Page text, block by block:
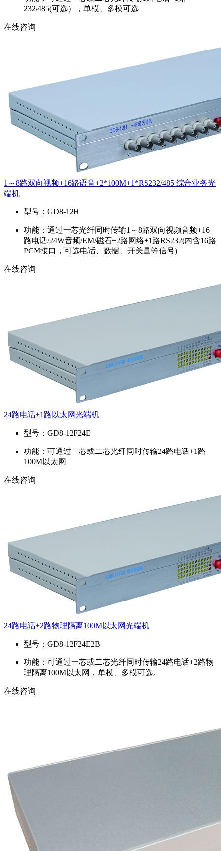
232/485(可选），单模、多模可选
在线咨询
1～8路双向视频+16路语音+2*100M+1*RS232/485 综合业务光
端机
型号： GD8-12H
功能： 通过一芯光纤同时传输1～8路双向视频音频+16
路电话/24W音频/EM/磁石+2路网络+1路RS232(内含16路
PCM接口，可选电话、数据、开关量等信号)
在线咨询
24路电话+1路以太网光端机
型号： GD8-12F24E
功能： 可通过一芯或二芯光纤同时传输24路电话+1路
100M以太网
在线咨询
24路电话+2路物理隔离100M以太网光端机
型号： GD8-12F24E2B
功能： 可通过一芯或二芯光纤同时传输24路电话+2路物
理隔离100M以太网，单模、多模可选。
在线咨询